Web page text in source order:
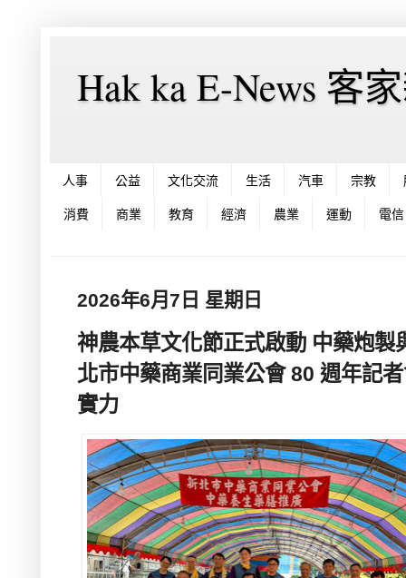
Hak ka E-News 客
人事 公益 文化交流 生活 汽車 宗教
消費 商業 教育 經濟 農業 運動 電信
2026年6月7日 星期日
神農本草文化節正式啟動 中藥炮製
北市中藥商業同業公會 80 週年記
實力